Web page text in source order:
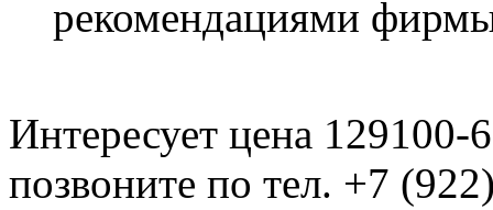
рекомендациями
Интересует цена 129100-
позвоните по тел. +7